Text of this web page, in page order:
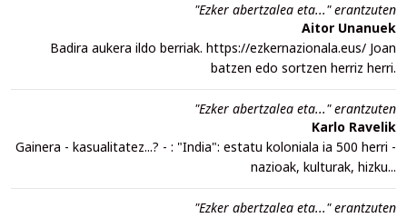
"Ezker abertzalea eta..." erantzuten
Aitor Unanuek
Badira aukera ildo berriak. https://ezkernazionala.eus/ Joan
batzen edo sortzen herriz herri.
"Ezker abertzalea eta..." erantzuten
Karlo Ravelik
Gainera - kasualitatez...? - : "India": estatu koloniala ia 500 herri -
nazioak, kulturak, hizku...
"Ezker abertzalea eta..." erantzuten